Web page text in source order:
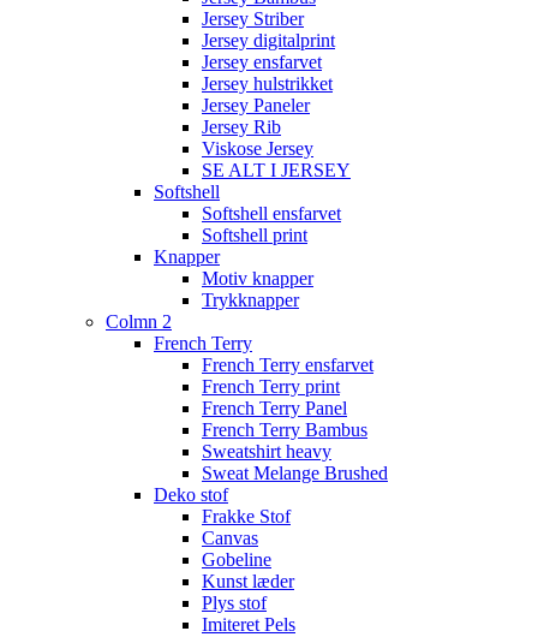
Jersey Striber
Jersey digitalprint
Jersey ensfarvet
Jersey hulstrikket
Jersey Paneler
Jersey Rib
Viskose Jersey
SE ALT I JERSEY
Softshell
Softshell ensfarvet
Softshell print
Knapper
Motiv knapper
Trykknapper
Colmn 2
French Terry
French Terry ensfarvet
French Terry print
French Terry Panel
French Terry Bambus
Sweatshirt heavy
Sweat Melange Brushed
Deko stof
Frakke Stof
Canvas
Gobeline
Kunst læder
Plys stof
Imiteret Pels